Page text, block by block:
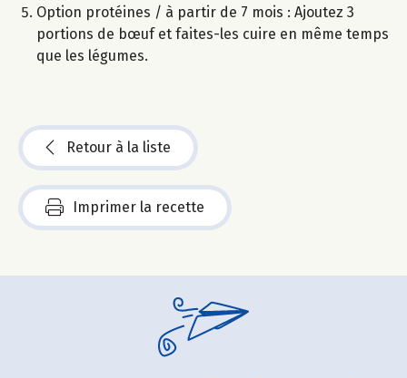
Option protéines / à partir de 7 mois : Ajoutez 3
portions de bœuf et faites-les cuire en même temps
que les légumes.
Retour à la liste
Imprimer la recette